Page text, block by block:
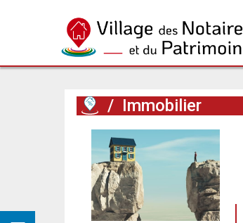
/ Immobilier